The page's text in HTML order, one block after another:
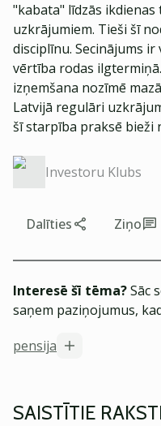
"kabata" līdzās
uzkrājumiem. Tieši šī
disciplīnu. Secinājums
vērtība rodas
izņemšana nozīmē
Latvijā regulāri
šī starpība praksē bieži
Investoru Klubs
Dalīties Ziņo
Interesē šī tēma?Sāc
saņem paziņojumus,
pensija
SAISTĪTIE